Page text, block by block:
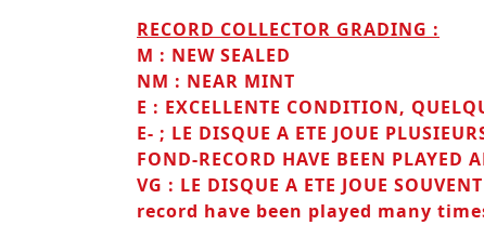
RECORD COLLECTOR GRADING :
M : NEW SEALED
NM : NEAR MINT
E : EXCELLENTE CONDITION,
E- ; LE DISQUE A ETE JOUE
FOND-RECORD HAVE BEEN PLAYED
VG : LE DISQUE A ETE JOUE
record have been played many